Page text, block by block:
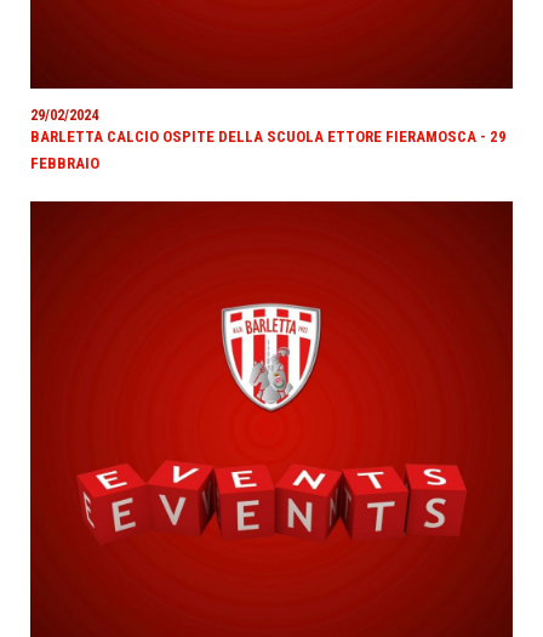
29/02/2024
BARLETTA CALCIO OSPITE DELLA SCUOLA ETTORE FIERAMOSCA - 29
FEBBRAIO